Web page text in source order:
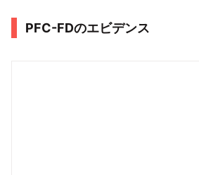
PFC-FDのエビデンス